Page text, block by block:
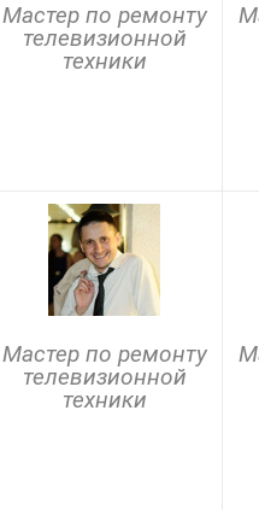
Мастер по ремонту
телевизионной
техники
Мастер по ремонту
телевизионной
техники